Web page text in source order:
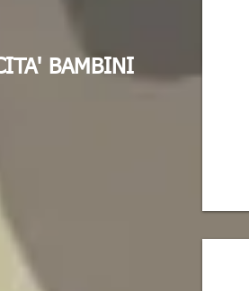
BAMBINI